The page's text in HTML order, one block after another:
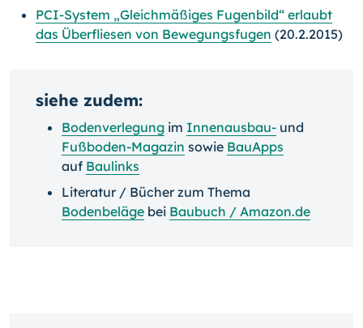
PCI-System „Gleichmäßiges Fugenbild“ erlaubt
das Überfliesen von Bewegungsfugen (20.2.2015)
siehe zudem:
Bodenverlegung im Innenausbau- und
Fußboden-Magazin sowie BauApps
auf Baulinks
Literatur / Bücher zum Thema
Bodenbeläge bei Baubuch / Amazon.de